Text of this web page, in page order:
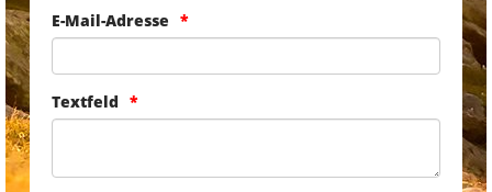
E-Mail-Adresse
Textfeld